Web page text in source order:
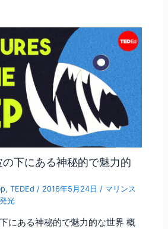
下にある神秘的で魅力的
,TEDEd / 2016年5月24日 / マリンス
光
にある神秘的で魅力的な世界 概